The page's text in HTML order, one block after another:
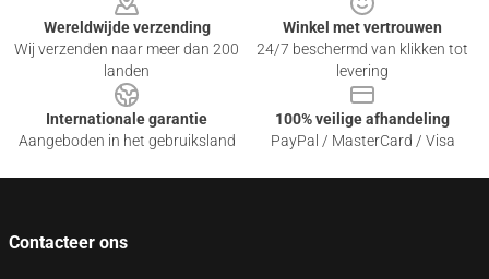
Wereldwijde verzending
Wij verzenden naar meer dan 200
landen
Winkel met vertrouwen
24/7 beschermd van klikken tot
levering
Internationale garantie
Aangeboden in het gebruiksland
100% veilige afhandeling
PayPal / MasterCard / Visa
Contacteer ons